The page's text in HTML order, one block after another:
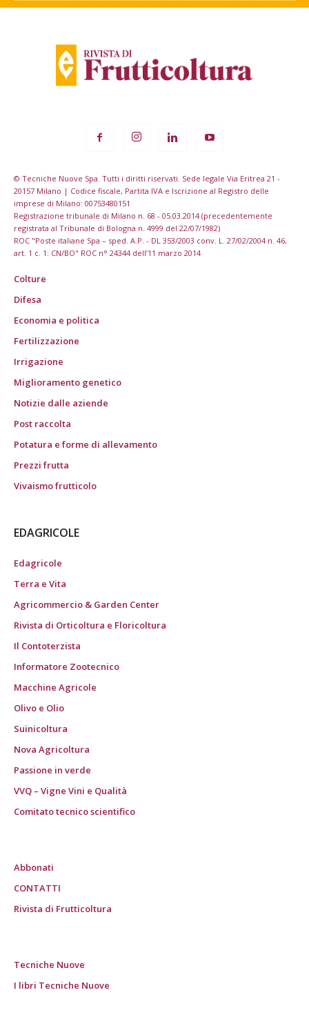
© Tecniche Nuove Spa. Tutti i diritti riservati. Sede legale Via Eritrea 21 -
20157 Milano | Codice fiscale, Partita IVA e Iscrizione al Registro delle
imprese di Milano: 00753480151
Registrazione tribunale di Milano n. 68 - 05.03.2014 (precedentemente
registrata al Tribunale di Bologna n. 4999 del 22/07/1982)
ROC "Poste italiane Spa – sped. A.P. - DL 353/2003 conv. L. 27/02/2004 n. 46,
art. 1 c. 1: CN/BO" ROC n° 24344 dell’11 marzo 2014
Colture
Difesa
Economia e politica
Fertilizzazione
Irrigazione
Miglioramento genetico
Notizie dalle aziende
Post raccolta
Potatura e forme di allevamento
Prezzi frutta
Vivaismo frutticolo
EDAGRICOLE
Edagricole
Terra e Vita
Agricommercio & Garden Center
Rivista di Orticoltura e Floricoltura
Il Contoterzista
Informatore Zootecnico
Macchine Agricole
Olivo e Olio
Suinicoltura
Nova Agricoltura
Passione in verde
VVQ – Vigne Vini e Qualità
Comitato tecnico scientifico
Abbonati
CONTATTI
Rivista di Frutticoltura
Tecniche Nuove
I libri Tecniche Nuove